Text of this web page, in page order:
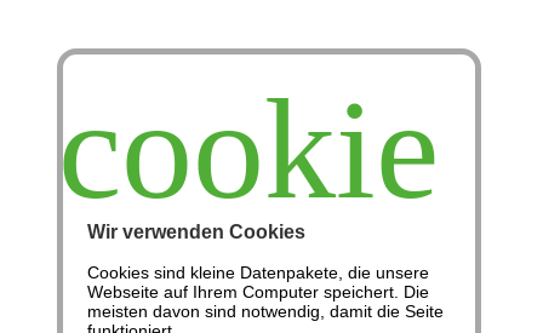
Homöopathie
cookie
Wir verwenden Cookies
Cookies sind kleine Datenpakete, die unsere
Webseite auf Ihrem Computer speichert. Die
meisten davon sind notwendig, damit die Seite